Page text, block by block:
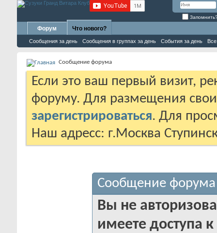
Форум Что нового?
Сообщения за день Сообщения в группах за день События за день
Сообщение форума
Если это ваш первый визит,
форуму. Для размещения
зарегистрироваться. Для
Наш адресс: г.Москва
Сообщение форума
Вы не
имеете доступа